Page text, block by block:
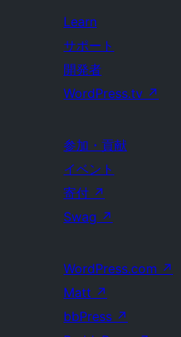
Learn
サポート
開発者
WordPress.tv ↗
参加・貢献
イベント
寄付 ↗
Swag ↗
WordPress.com ↗
Matt ↗
bbPress ↗